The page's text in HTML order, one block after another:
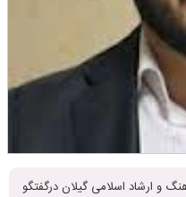
و ارشاد اسلامی گیلان درگفتگو